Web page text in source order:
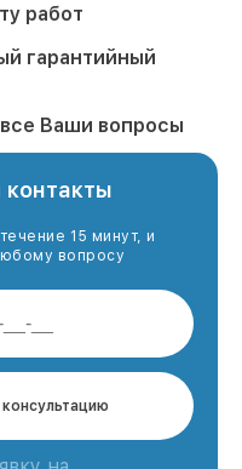
работ
гарантийный
Ваши вопросы
15 минут, и
вопросу